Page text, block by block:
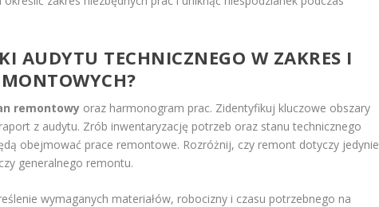
AUDYTU TECHNICZNEGO W ZAKRES I
remontowy oraz harmonogram prac. Zidentyfikuj kluczowe obszary
z audytu. Zrób inwentaryzację potrzeb oraz stanu technicznego
obejmować prace remontowe. Rozróżnij, czy remont dotyczy jedynie
generalnego remontu.
wymaganych materiałów, robocizny i czasu potrzebnego na